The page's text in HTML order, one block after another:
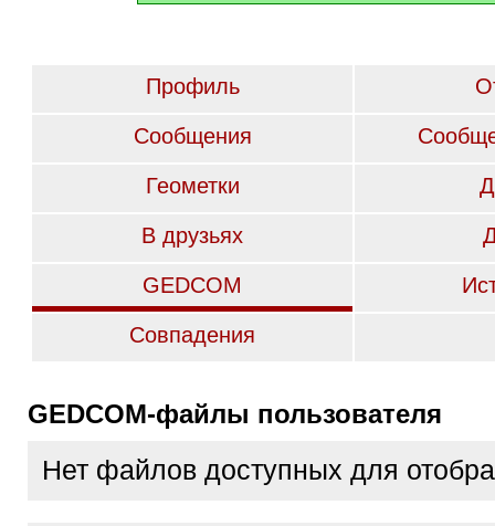
Профиль
Сообщения
Геометки
В друзьях
GEDCOM
Совпадения
GEDCOM-файлы пользователя
Нет файлов доступных для